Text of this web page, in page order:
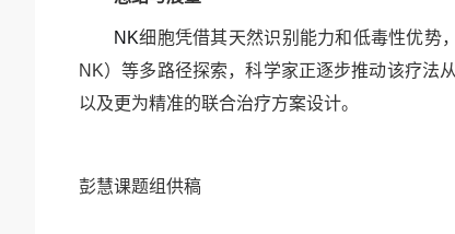
NK细胞凭借其天然识别能力和低毒性优势
NK）等多路径探索，科学家正逐步推动该疗法
以及更为精准的联合治疗方案设计。
彭慧课题组供稿